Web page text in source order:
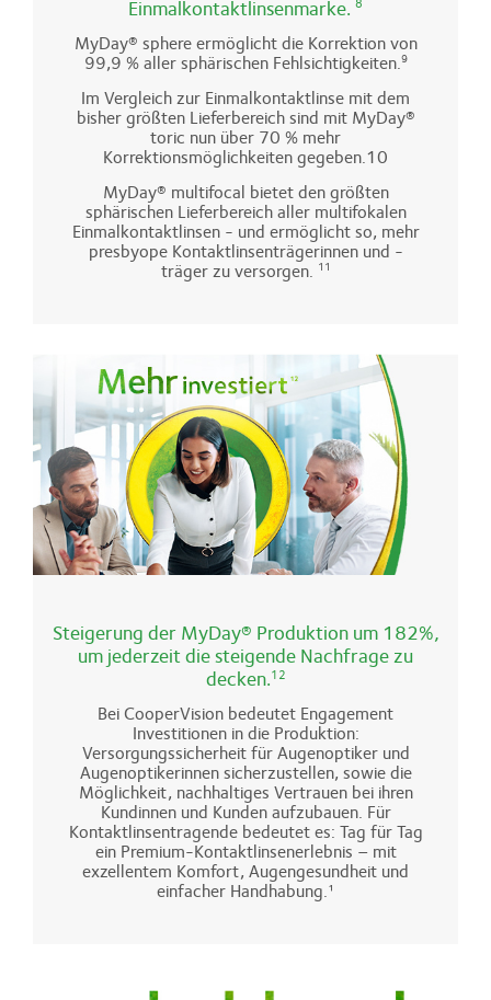
Einmalkontaktlinsenmarke.
MyDay® sphere ermöglicht die Korrektion von
99,9 % aller sphärischen Fehlsichtigkeiten.9
Im Vergleich zur Einmalkontaktlinse mit dem
bisher größten Lieferbereich sind mit MyDay®
toric nun über 70 % mehr
Korrektionsmöglichkeiten gegeben.10
MyDay® multifocal bietet den größten
sphärischen Lieferbereich aller multifokalen
Einmalkontaktlinsen - und ermöglicht so, mehr
presbyope Kontaktlinsenträgerinnen und -
träger zu versorgen. 11
Steigerung der MyDay® Produktion um 182%,
um jederzeit die steigende Nachfrage zu
decken.12
Bei CooperVision bedeutet Engagement
Investitionen in die Produktion:
Versorgungssicherheit für Augenoptiker und
Augenoptikerinnen sicherzustellen, sowie die
Möglichkeit, nachhaltiges Vertrauen bei ihren
Kundinnen und Kunden aufzubauen. Für
Kontaktlinsentragende bedeutet es: Tag für Tag
ein Premium-Kontaktlinsenerlebnis – mit
exzellentem Komfort, Augengesundheit und
einfacher Handhabung.¹